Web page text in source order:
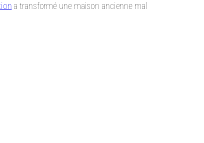
a transformé une maison ancienne mal